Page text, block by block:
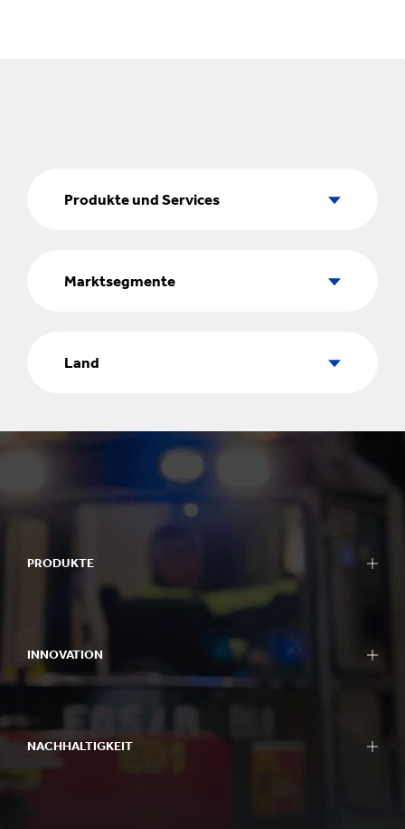
Produkte und Services
Marktsegmente
Land
PRODUKTE
INNOVATION
NACHHALTIGKEIT